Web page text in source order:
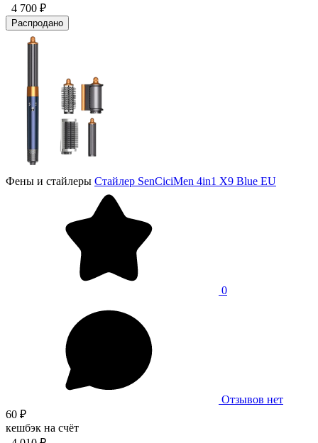
4 700 ₽
Распродано
Фены и стайлеры Стайлер SenCiciMen 4in1 X9 Blue EU
0
Отзывов нет
60 ₽
кешбэк на счёт